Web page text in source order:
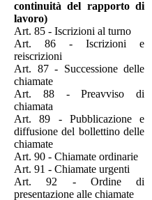
continuità del rapporto di
lavoro)
Art. 85 - Iscrizioni al turno
Art. 86 - Iscrizioni e
reiscrizioni
Art. 87 - Successione delle
chiamate
Art. 88 - Preavviso di
chiamata
Art. 89 - Pubblicazione e
diffusione del bollettino delle
chiamate
Art. 90 - Chiamate ordinarie
Art. 91 - Chiamate urgenti
Art. 92 - Ordine di
presentazione alle chiamate